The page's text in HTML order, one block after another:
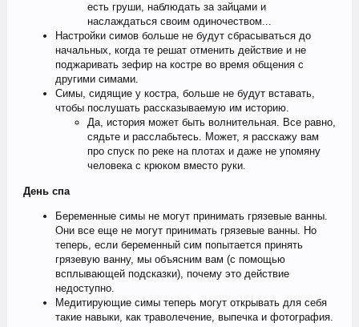
есть груши, наблюдать за зайцами и
наслаждаться своим одиночеством...
Настройки симов больше не будут сбрасываться до
начальных, когда те решат отменить действие и не
поджаривать зефир на костре во время общения с
другими симами.
Симы, сидящие у костра, больше не будут вставать,
чтобы послушать рассказываемую им историю.
Да, история может быть волнительная. Все равно,
сядьте и расслабьтесь. Может, я расскажу вам
про спуск по реке на плотах и даже не упомяну
человека с крюком вместо руки.
День спа
Беременные симы не могут принимать грязевые ванны.
Они все еще не могут принимать грязевые ванны. Но
теперь, если беременный сим попытается принять
грязевую ванну, мы объясним вам (с помощью
всплывающей подсказки), почему это действие
недоступно.
Медитирующие симы теперь могут открывать для себя
такие навыки, как траволечение, выпечка и фотография.